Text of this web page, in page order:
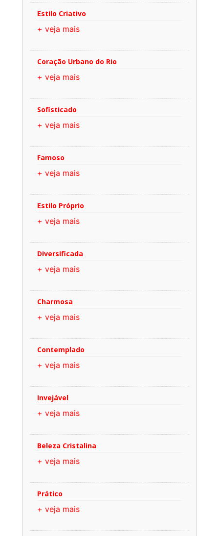
Estilo Criativo
+ veja mais
Coração Urbano do Rio
+ veja mais
Sofisticado
+ veja mais
Famoso
+ veja mais
Estilo Próprio
+ veja mais
Diversificada
+ veja mais
Charmosa
+ veja mais
Contemplado
+ veja mais
Invejável
+ veja mais
Beleza Cristalina
+ veja mais
Prático
+ veja mais